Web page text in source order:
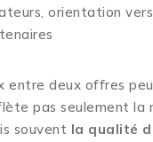
orientation
entre deux offres
pas seulement la
souvent la qualité